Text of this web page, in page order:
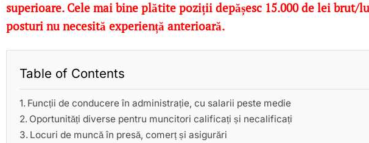
superioare. Cele mai bine plătite poziții depășesc 15.000 de lei brut/
posturi nu necesită experiență anterioară.
Table of Contents
Funcții de conducere în administrație, cu salarii peste medie
Oportunități diverse pentru muncitori calificați și necalificați
Locuri de muncă în presă, comerț și asigurări